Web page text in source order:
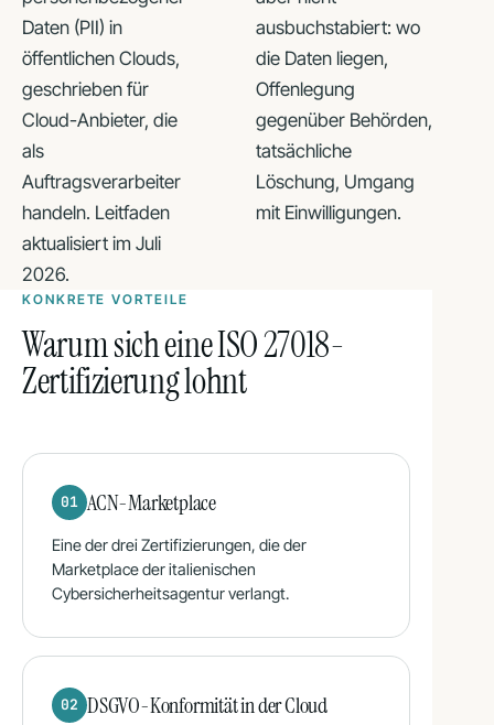
Daten (PII) in
öffentlichen Clouds,
geschrieben für
Cloud-Anbieter, die
als
Auftragsverarbeiter
handeln. Leitfaden
aktualisiert im Juli
2026.
ausbuchstabiert: wo
die Daten liegen,
Offenlegung
gegenüber Behörden,
tatsächliche
Löschung, Umgang
mit Einwilligungen.
KONKRETE VORTEILE
Warum sich eine ISO 27018-
Zertifizierung lohnt
01 ACN-Marketplace
Eine der drei Zertifizierungen, die der
Marketplace der italienischen
Cybersicherheitsagentur verlangt.
02 DSGVO-Konformität in der Cloud